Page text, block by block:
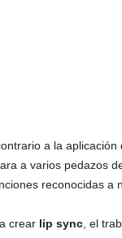
a la
a varios pedazos
reconocidas a
crear lip sync , el